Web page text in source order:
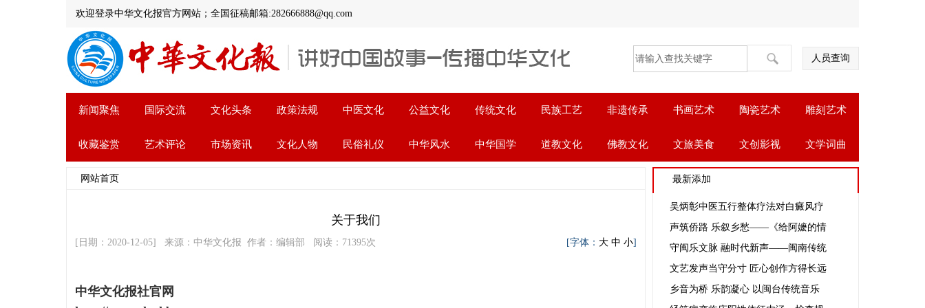
欢迎登录中华文化报官方网站；全国征稿邮箱:282666888@qq.com
人员查询
新闻聚焦 国际交流 文化头条 政策法规 中医文化 公益文化 传统文化 民族工艺 非遗传承 书画艺术 陶瓷艺术 雕刻艺术
收藏鉴赏 艺术评论 市场资讯 文化人物 民俗礼仪 中华风水 中华国学 道教文化 佛教文化 文旅美食 文创影视 文学词曲
网站首页
关于我们
[日期：2020-12-05] 来源：中华文化报 作者：编辑部 阅读： 71395次 [字体： 大 中 小]
中华文化报社官网
最新添加
吴炳彰中医五行整体疗法对白癜风疗
声筑侨路 乐叙乡愁——《给阿嬷的情
守闽乐文脉 融时代新声——闽南传统
文艺发声当守分寸 匠心创作方得长远
乡音为桥 乐韵凝心 以闽台传统音乐